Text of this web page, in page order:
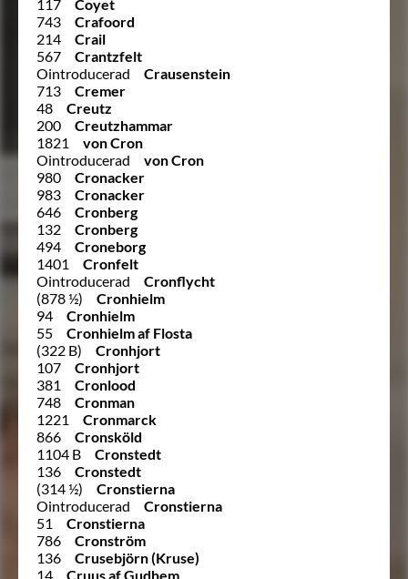
117
Coyet
743
Crafoord
214
Crail
567
Crantzfelt
Ointroducerad
Crausenstein
713
Cremer
48
Creutz
200
Creutzhammar
1821
von Cron
Ointroducerad
von Cron
980
Cronacker
983
Cronacker
646
Cronberg
132
Cronberg
494
Croneborg
1401
Cronfelt
Ointroducerad
Cronflycht
(878 ½)
Cronhielm
94
Cronhielm
55
Cronhielm af Flosta
(322 B)
Cronhjort
107
Cronhjort
381
Cronlood
748
Cronman
1221
Cronmarck
866
Cronsköld
1104 B
Cronstedt
136
Cronstedt
(314 ½)
Cronstierna
Ointroducerad
Cronstierna
51
Cronstierna
786
Cronström
136
Crusebjörn (Kruse)
14
Cruus af Gudhem